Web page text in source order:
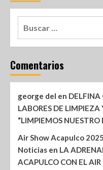
Comentarios
george del en DELFINA
LABORES DE
“LIMPIEMOS
Air Show Acapulco
Noticias en LA
ACAPULCO CON EL